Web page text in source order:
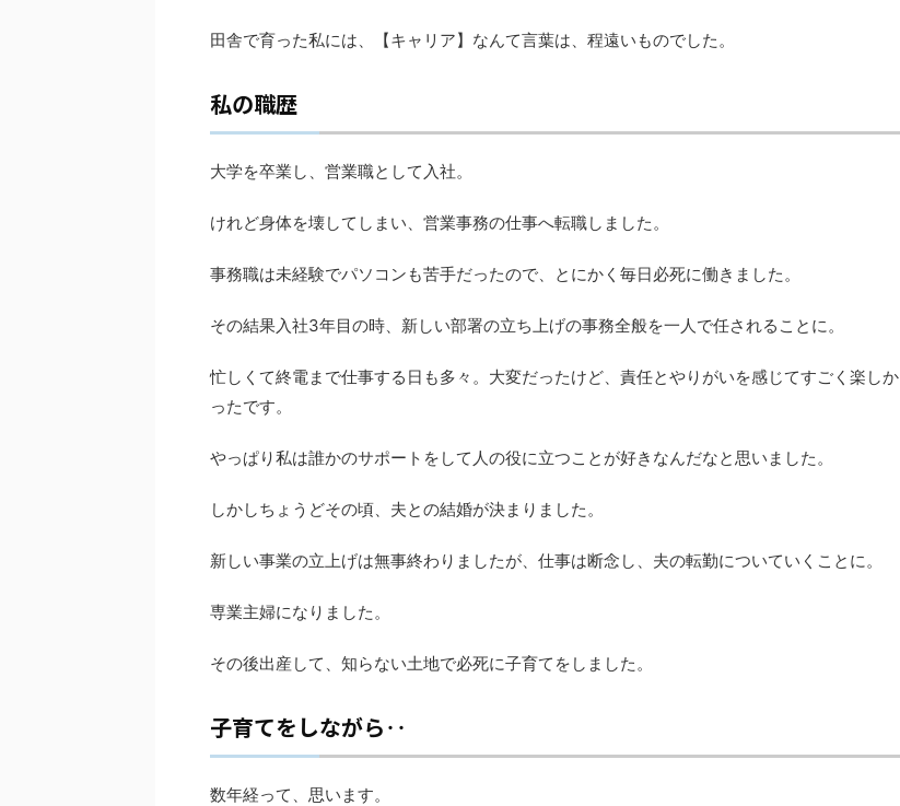
田舎で育った私には、【キャリア】なんて言葉は、程遠いものでした。
私の職歴
大学を卒業し、営業職として入社。
けれど身体を壊してしまい、営業事務の仕事へ転職しました。
事務職は未経験でパソコンも苦手だったので、とにかく毎日必死に働きました。
その結果入社3年目の時、新しい部署の立ち上げの事務全般を一人で任されることに。
忙しくて終電まで仕事する日も多々。大変だったけど、責任とやりがいを感じてすごく楽しか
ったです。
やっぱり私は誰かのサポートをして人の役に立つことが好きなんだなと思いました。
しかしちょうどその頃、夫との結婚が決まりました。
新しい事業の立上げは無事終わりましたが、仕事は断念し、夫の転勤についていくことに。
専業主婦になりました。
その後出産して、知らない土地で必死に子育てをしました。
子育てをしながら‥
数年経って、思います。